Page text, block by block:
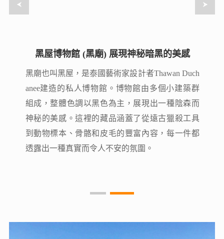
黑屋博物館 (黑廟) 展現神秘暗黑的美感
黑廟也叫黑屋，是泰國藝術家設計者Thawan Duch
anee建造的私人博物館。博物館由多個小建築群
組成，整體色調以黑色為主，展現出一種陰森而
神秘的美感。這裡的藏品涵蓋了從遠古獵殺工具
到動物標本、骨骼和皮毛的豐富內容，每一件都
透露出一種真實而令人不安的氛圍。
黑屋博物館 (黑廟) 展現神秘暗黑的美感
黑廟也叫黑屋，是泰國藝術家設計者Thawan Duch
anee建造的私人博物館。博物館由多個小建築群
組成，整體色調以黑色為主，展現出一種陰森而
神秘的美感。這裡的藏品涵蓋了從遠古獵殺工具
到動物標本、骨骼和皮毛的豐富內容，每一件都
透露出一種真實而令人不安的氛圍。